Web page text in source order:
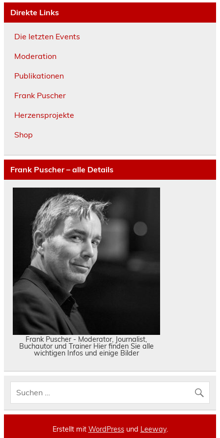
Direkte Links
Die letzten Events
Moderation
Publikationen
Frank Puscher
Herzensprojekte
Shop
Frank Puscher – alle Details
Frank Puscher - Moderator, Journalist,
Buchautor und Trainer Hier finden Sie alle
wichtigen Infos und einige Bilder
Erstellt mit WordPressund Leeway.